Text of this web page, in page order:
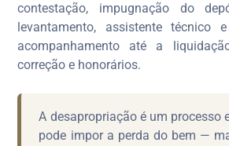
contestação, impugnação do
levantamento, assistente técnico
acompanhamento até a
correção e honorários.
A desapropriação é um processo
pode impor a perda do bem —